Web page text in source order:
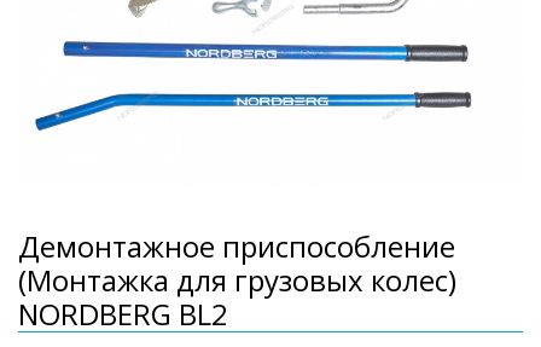
Демонтажное приспособление
(Монтажка для грузовых колес)
NORDBERG BL2